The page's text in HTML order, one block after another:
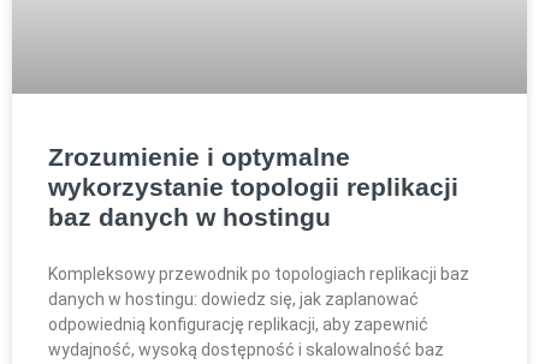
Zrozumienie i optymalne
wykorzystanie topologii replikacji
baz danych w hostingu
Kompleksowy przewodnik po topologiach replikacji baz
danych w hostingu: dowiedz się, jak zaplanować
odpowiednią konfigurację replikacji, aby zapewnić
wydajność, wysoką dostępność i skalowalność baz